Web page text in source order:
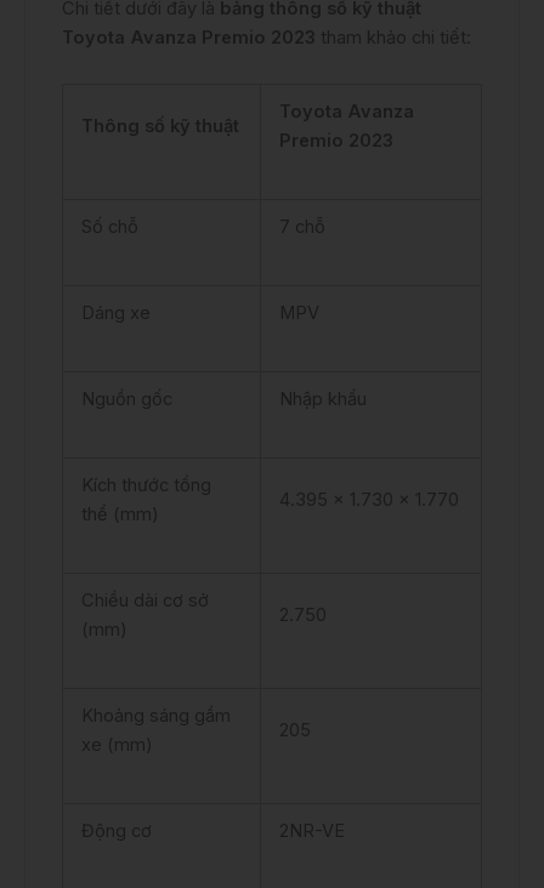
Chi tiết dưới đây là bảng thông số kỹ thuật
Toyota Avanza Premio 2023 tham khảo chi tiết:
Thông số kỹ thuật
Toyota Avanza
Premio 2023
Số chỗ 7 chỗ
Dáng xe MPV
Nguồn gốc Nhập khẩu
Kích thước tổng
thể (mm)
4.395 x 1.730 x 1.770
Chiều dài cơ sở
(mm)
2.750
Khoảng sáng gầm
xe (mm)
205
Động cơ 2NR-VE